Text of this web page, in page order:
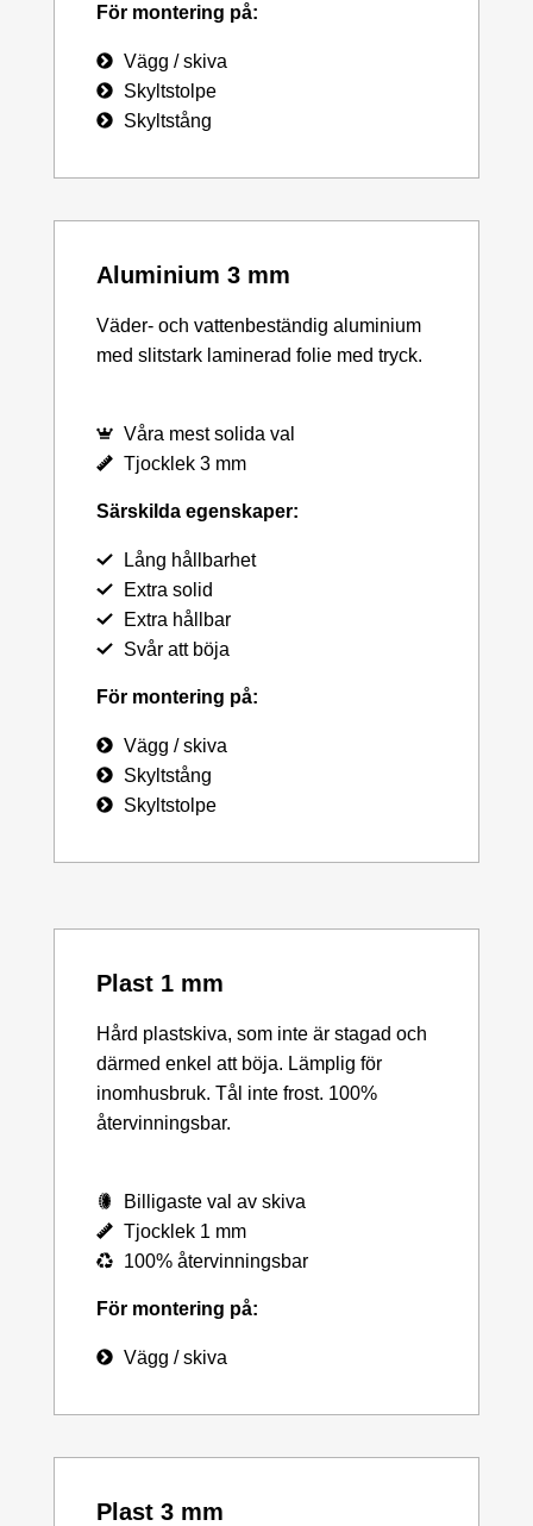
För montering på:
Vägg / skiva
Skyltstolpe
Skyltstång
Aluminium 3 mm
Väder- och vattenbeständig aluminium
med slitstark laminerad folie med tryck.
Våra mest solida val
Tjocklek 3 mm
Särskilda egenskaper:
Lång hållbarhet
Extra solid
Extra hållbar
Svår att böja
För montering på:
Vägg / skiva
Skyltstång
Skyltstolpe
Plast 1 mm
Hård plastskiva, som inte är stagad och
därmed enkel att böja. Lämplig för
inomhusbruk. Tål inte frost. 100%
återvinningsbar.
Billigaste val av skiva
Tjocklek 1 mm
100% återvinningsbar
För montering på:
Vägg / skiva
Plast 3 mm